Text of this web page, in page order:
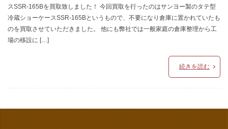
スSSR-165Bを買取致しました！ 今回買取を行ったのはサンヨー製のタテ型
冷蔵ショーケースSSR-165Bというもので、不要になり倉庫に置かれていたも
のを買取させていただきました。 他にも弊社では一般家庭の倉庫整理から工
場の移設に […]
続きを読む